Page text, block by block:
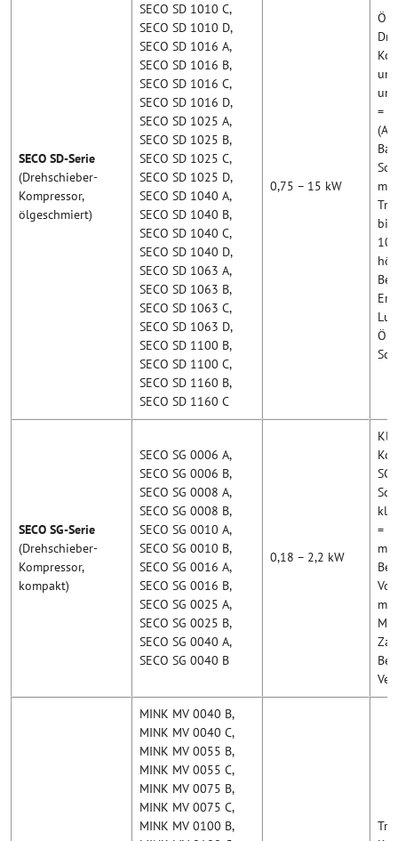
SECO SD-Serie
(Drehschieber-
Kompressor,
ölgeschmiert)
SECO SD 1010 C,
SECO SD 1010 D,
SECO SD 1016 A,
SECO SD 1016 B,
SECO SD 1016 C,
SECO SD 1016 D,
SECO SD 1025 A,
SECO SD 1025 B,
SECO SD 1025 C,
SECO SD 1025 D,
SECO SD 1040 A,
SECO SD 1040 B,
SECO SD 1040 C,
SECO SD 1040 D,
SECO SD 1063 A,
SECO SD 1063 B,
SECO SD 1063 C,
SECO SD 1063 D,
SECO SD 1100 B,
SECO SD 1100 C,
SECO SD 1160 B,
SECO SD 1160 C
0,75 – 15 kW
=
(A/
mit
bis
SECO SG-Serie
(Drehschieber-
Kompressor,
kompakt)
SECO SG 0006 A,
SECO SG 0006 B,
SECO SG 0008 A,
SECO SG 0008 B,
SECO SG 0010 A,
SECO SG 0010 B,
SECO SG 0016 A,
SECO SG 0016 B,
SECO SG 0025 A,
SECO SG 0025 B,
SECO SG 0040 A,
SECO SG 0040 B
0,18 – 2,2 kW
SG
=
mit
MINK MV 0040 B,
MINK MV 0040 C,
MINK MV 0055 B,
MINK MV 0055 C,
MINK MV 0075 B,
MINK MV 0075 C,
MINK MV 0100 B,